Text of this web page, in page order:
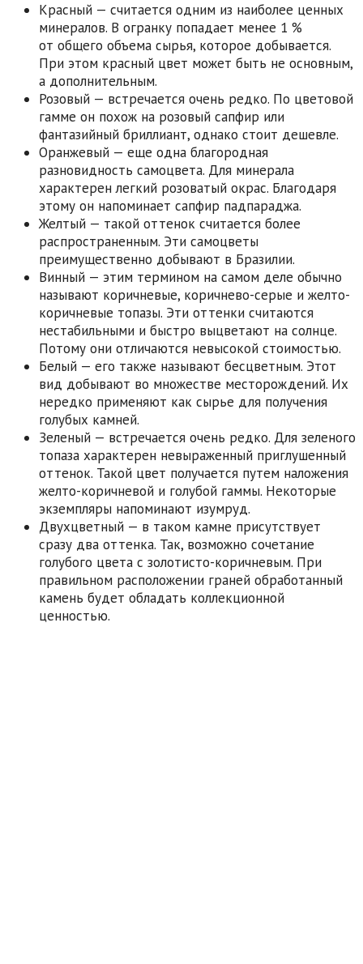
Красный — считается одним из наиболее ценных
минералов. В огранку попадает менее 1 %
от общего объема сырья, которое добывается.
При этом красный цвет может быть не основным,
а дополнительным.
Розовый — встречается очень редко. По цветовой
гамме он похож на розовый сапфир или
фантазийный бриллиант, однако стоит дешевле.
Оранжевый — еще одна благородная
разновидность самоцвета. Для минерала
характерен легкий розоватый окрас. Благодаря
этому он напоминает сапфир падпараджа.
Желтый — такой оттенок считается более
распространенным. Эти самоцветы
преимущественно добывают в Бразилии.
Винный — этим термином на самом деле обычно
называют коричневые, коричнево-серые и желто-
коричневые топазы. Эти оттенки считаются
нестабильными и быстро выцветают на солнце.
Потому они отличаются невысокой стоимостью.
Белый — его также называют бесцветным. Этот
вид добывают во множестве месторождений. Их
нередко применяют как сырье для получения
голубых камней.
Зеленый — встречается очень редко. Для зеленого
топаза характерен невыраженный приглушенный
оттенок. Такой цвет получается путем наложения
желто-коричневой и голубой гаммы. Некоторые
экземпляры напоминают изумруд.
Двухцветный — в таком камне присутствует
сразу два оттенка. Так, возможно сочетание
голубого цвета с золотисто-коричневым. При
правильном расположении граней обработанный
камень будет обладать коллекционной
ценностью.